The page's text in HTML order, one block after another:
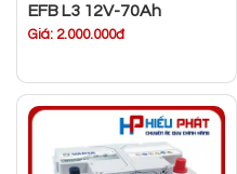
EFB L3 12V-70Ah
Giá: 2.000.000đ